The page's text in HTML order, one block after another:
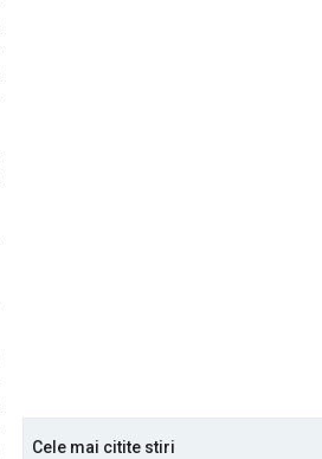
Cele mai citite stiri